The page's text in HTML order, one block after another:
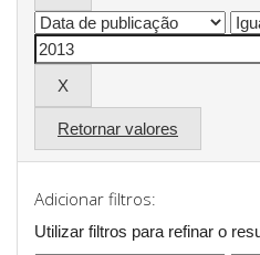
Retornar valores
Adicionar filtros:
Utilizar filtros para refinar o